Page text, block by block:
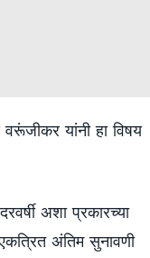
यांनी हा विषय
अशा प्रकारच्या
अंतिम सुनावणी